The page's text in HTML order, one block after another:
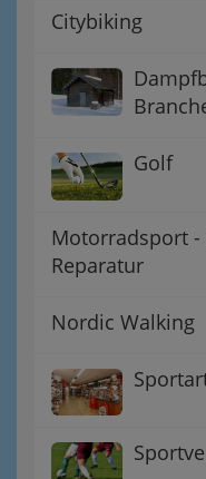
Citybiking
Golf
Motorradsport
Reparatur
Nordic Walking